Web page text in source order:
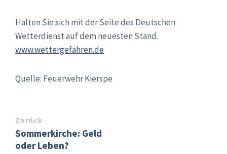
Halten Sie sich mit der Seite des Deutschen
Wetterdienst auf dem neuesten Stand.
www.wettergefahren.de
Quelle: Feuerwehr Kierspe
Zurück
Sommerkirche: Geld
oder Leben?